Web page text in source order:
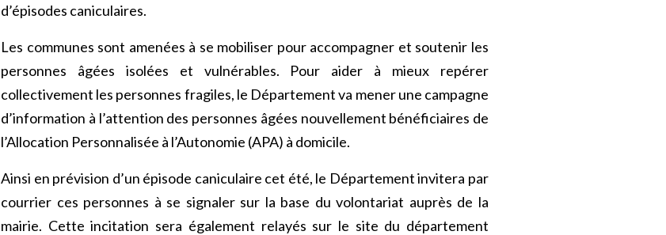
d’épisodes caniculaires.
Les communes sont amenées à se mobiliser pour accompagner et soutenir les
personnes âgées isolées et vulnérables. Pour aider à mieux repérer
collectivement les personnes fragiles, le Département va mener une campagne
d’information à l’attention des personnes âgées nouvellement bénéficiaires de
l’Allocation Personnalisée à l’Autonomie (APA) à domicile.
Ainsi en prévision d’un épisode caniculaire cet été, le Département invitera par
courrier ces personnes à se signaler sur la base du volontariat auprès de la
mairie. Cette incitation sera également relayés sur le site du département